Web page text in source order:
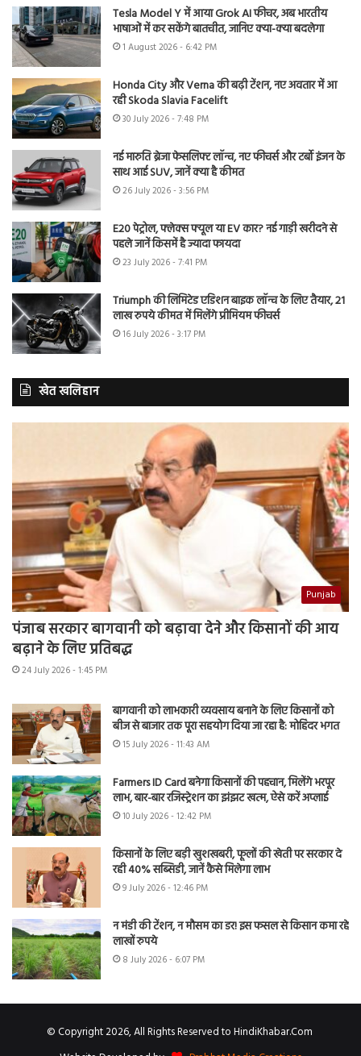
Tesla Model Y में आया Grok AI फीचर, अब भारतीय
भाषाओं में कर सकेंगे बातचीत, जानिए क्या-क्या बदलेगा
1 August 2026 - 6:42 PM
Honda City और Verna की बढ़ी टेंशन, नए अवतार में आ
रही Skoda Slavia Facelift
30 July 2026 - 7:48 PM
नई मारुति ब्रेजा फेसलिफ्ट लॉन्च, नए फीचर्स और टर्बो इंजन के
साथ आई SUV, जानें क्या है कीमत
26 July 2026 - 3:56 PM
E20 पेट्रोल, फ्लेक्स फ्यूल या EV कार? नई गाड़ी खरीदने से
पहले जानें किसमें है ज्यादा फायदा
23 July 2026 - 7:41 PM
Triumph की लिमिटेड एडिशन बाइक लॉन्च के लिए तैयार, 21
लाख रुपये कीमत में मिलेंगे प्रीमियम फीचर्स
16 July 2026 - 3:17 PM
खेत खलिहान
Punjab
पंजाब सरकार बागवानी को बढ़ावा देने और किसानों की आय
बढ़ाने के लिए प्रतिबद्ध
24 July 2026 - 1:45 PM
बागवानी को लाभकारी व्यवसाय बनाने के लिए किसानों को
बीज से बाजार तक पूरा सहयोग दिया जा रहा है: मोहिंदर भगत
15 July 2026 - 11:43 AM
Farmers ID Card बनेगा किसानों की पहचान, मिलेंगे भरपूर
लाभ, बार-बार रजिस्ट्रेशन का झंझट खत्म, ऐसे करें अप्लाई
10 July 2026 - 12:42 PM
किसानों के लिए बड़ी खुशखबरी, फूलों की खेती पर सरकार दे
रही 40% सब्सिडी, जानें कैसे मिलेगा लाभ
9 July 2026 - 12:46 PM
न मंडी की टेंशन, न मौसम का डर! इस फसल से किसान कमा रहे
लाखों रुपये
8 July 2026 - 6:07 PM
© Copyright 2026, All Rights Reserved to HindiKhabar.Com